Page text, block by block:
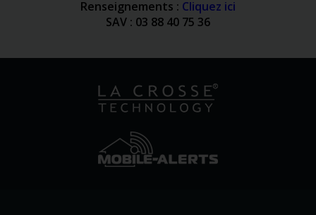
Renseignements : Cliquez ici
SAV : 03 88 40 75 36